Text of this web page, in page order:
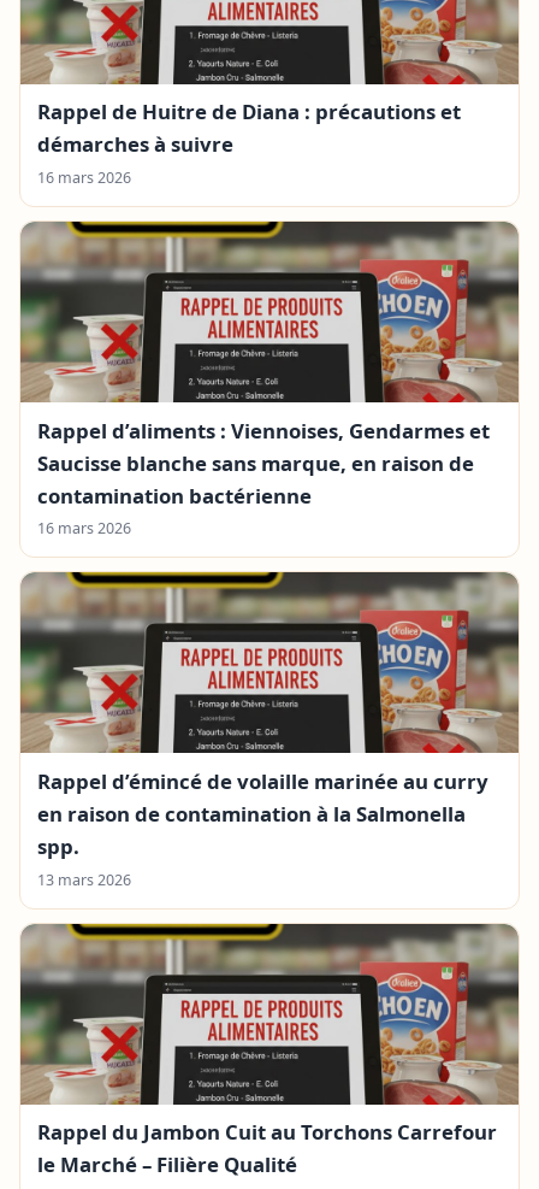
Rappel de Huitre de Diana : précautions et
démarches à suivre
16 mars 2026
Rappel d’aliments : Viennoises, Gendarmes et
Saucisse blanche sans marque, en raison de
contamination bactérienne
16 mars 2026
Rappel d’émincé de volaille marinée au curry
en raison de contamination à la Salmonella
spp.
13 mars 2026
Rappel du Jambon Cuit au Torchons Carrefour
le Marché – Filière Qualité